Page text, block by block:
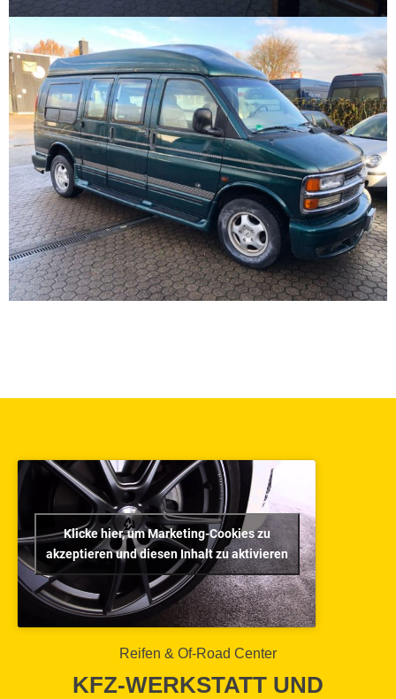
Klicke hier, um Marketing-Cookies zu
akzeptieren und diesen Inhalt zu aktivieren
Reifen & Of-Road Center
KFZ-WERKSTATT UND